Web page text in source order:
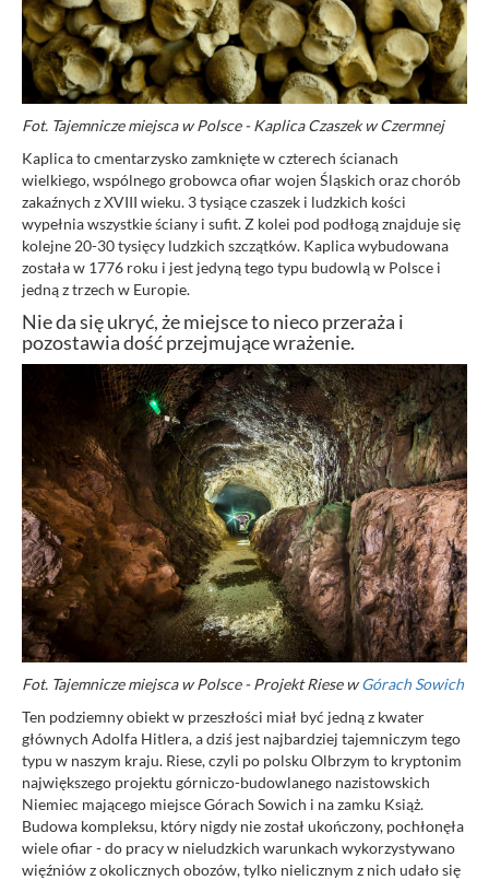
Fot. Tajemnicze miejsca w Polsce - Kaplica Czaszek w Czermnej
Kaplica to cmentarzysko zamknięte w czterech ścianach
wielkiego, wspólnego grobowca ofiar wojen Śląskich oraz chorób
zakaźnych z XVIII wieku. 3 tysiące czaszek i ludzkich kości
wypełnia wszystkie ściany i sufit. Z kolei pod podłogą znajduje się
kolejne 20-30 tysięcy ludzkich szczątków. Kaplica wybudowana
została w 1776 roku i jest jedyną tego typu budowlą w Polsce i
jedną z trzech w Europie.
Nie da się ukryć, że miejsce to nieco przeraża i
pozostawia dość przejmujące wrażenie.
Fot. Tajemnicze miejsca w Polsce - Projekt Riese wGórach Sowich
Ten podziemny obiekt w przeszłości miał być jedną z kwater
głównych Adolfa Hitlera, a dziś jest najbardziej tajemniczym tego
typu w naszym kraju. Riese, czyli po polsku Olbrzym to kryptonim
największego projektu górniczo-budowlanego nazistowskich
Niemiec mającego miejsce Górach Sowich i na zamku Książ.
Budowa kompleksu, który nigdy nie został ukończony, pochłonęła
wiele ofiar - do pracy w nieludzkich warunkach wykorzystywano
więźniów z okolicznych obozów, tylko nielicznym z nich udało się